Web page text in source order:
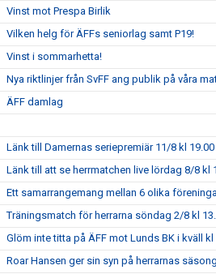
Vinst mot Prespa Birlik
Vilken helg för ÄFFs seniorlag samt P19!
Vinst i sommarhetta!
Nya riktlinjer från SvFF ang publik på våra
ÄFF damlag
Länk till Damernas seriepremiär 11/8 kl 19.00
Länk till att se herrmatchen live lördag 8/8 kl
Ett samarrangemang mellan 6 olika
Träningsmatch för herrarna söndag 2/8 kl
Glöm inte titta på ÄFF mot Lunds BK i kväll kl
Roar Hansen ger sin syn på herrarnas säsong